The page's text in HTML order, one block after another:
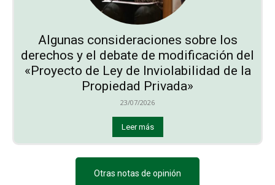
Algunas consideraciones sobre los
derechos y el debate de modificación del
«Proyecto de Ley de Inviolabilidad de la
Propiedad Privada»
23/07/2026
Leer más
Otras notas de opinión